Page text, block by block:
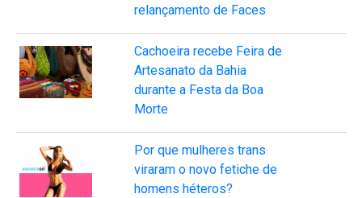
relançamento de Faces
Cachoeira recebe Feira de
Artesanato da Bahia
durante a Festa da Boa
Morte
Por que mulheres trans
viraram o novo fetiche de
homens héteros?